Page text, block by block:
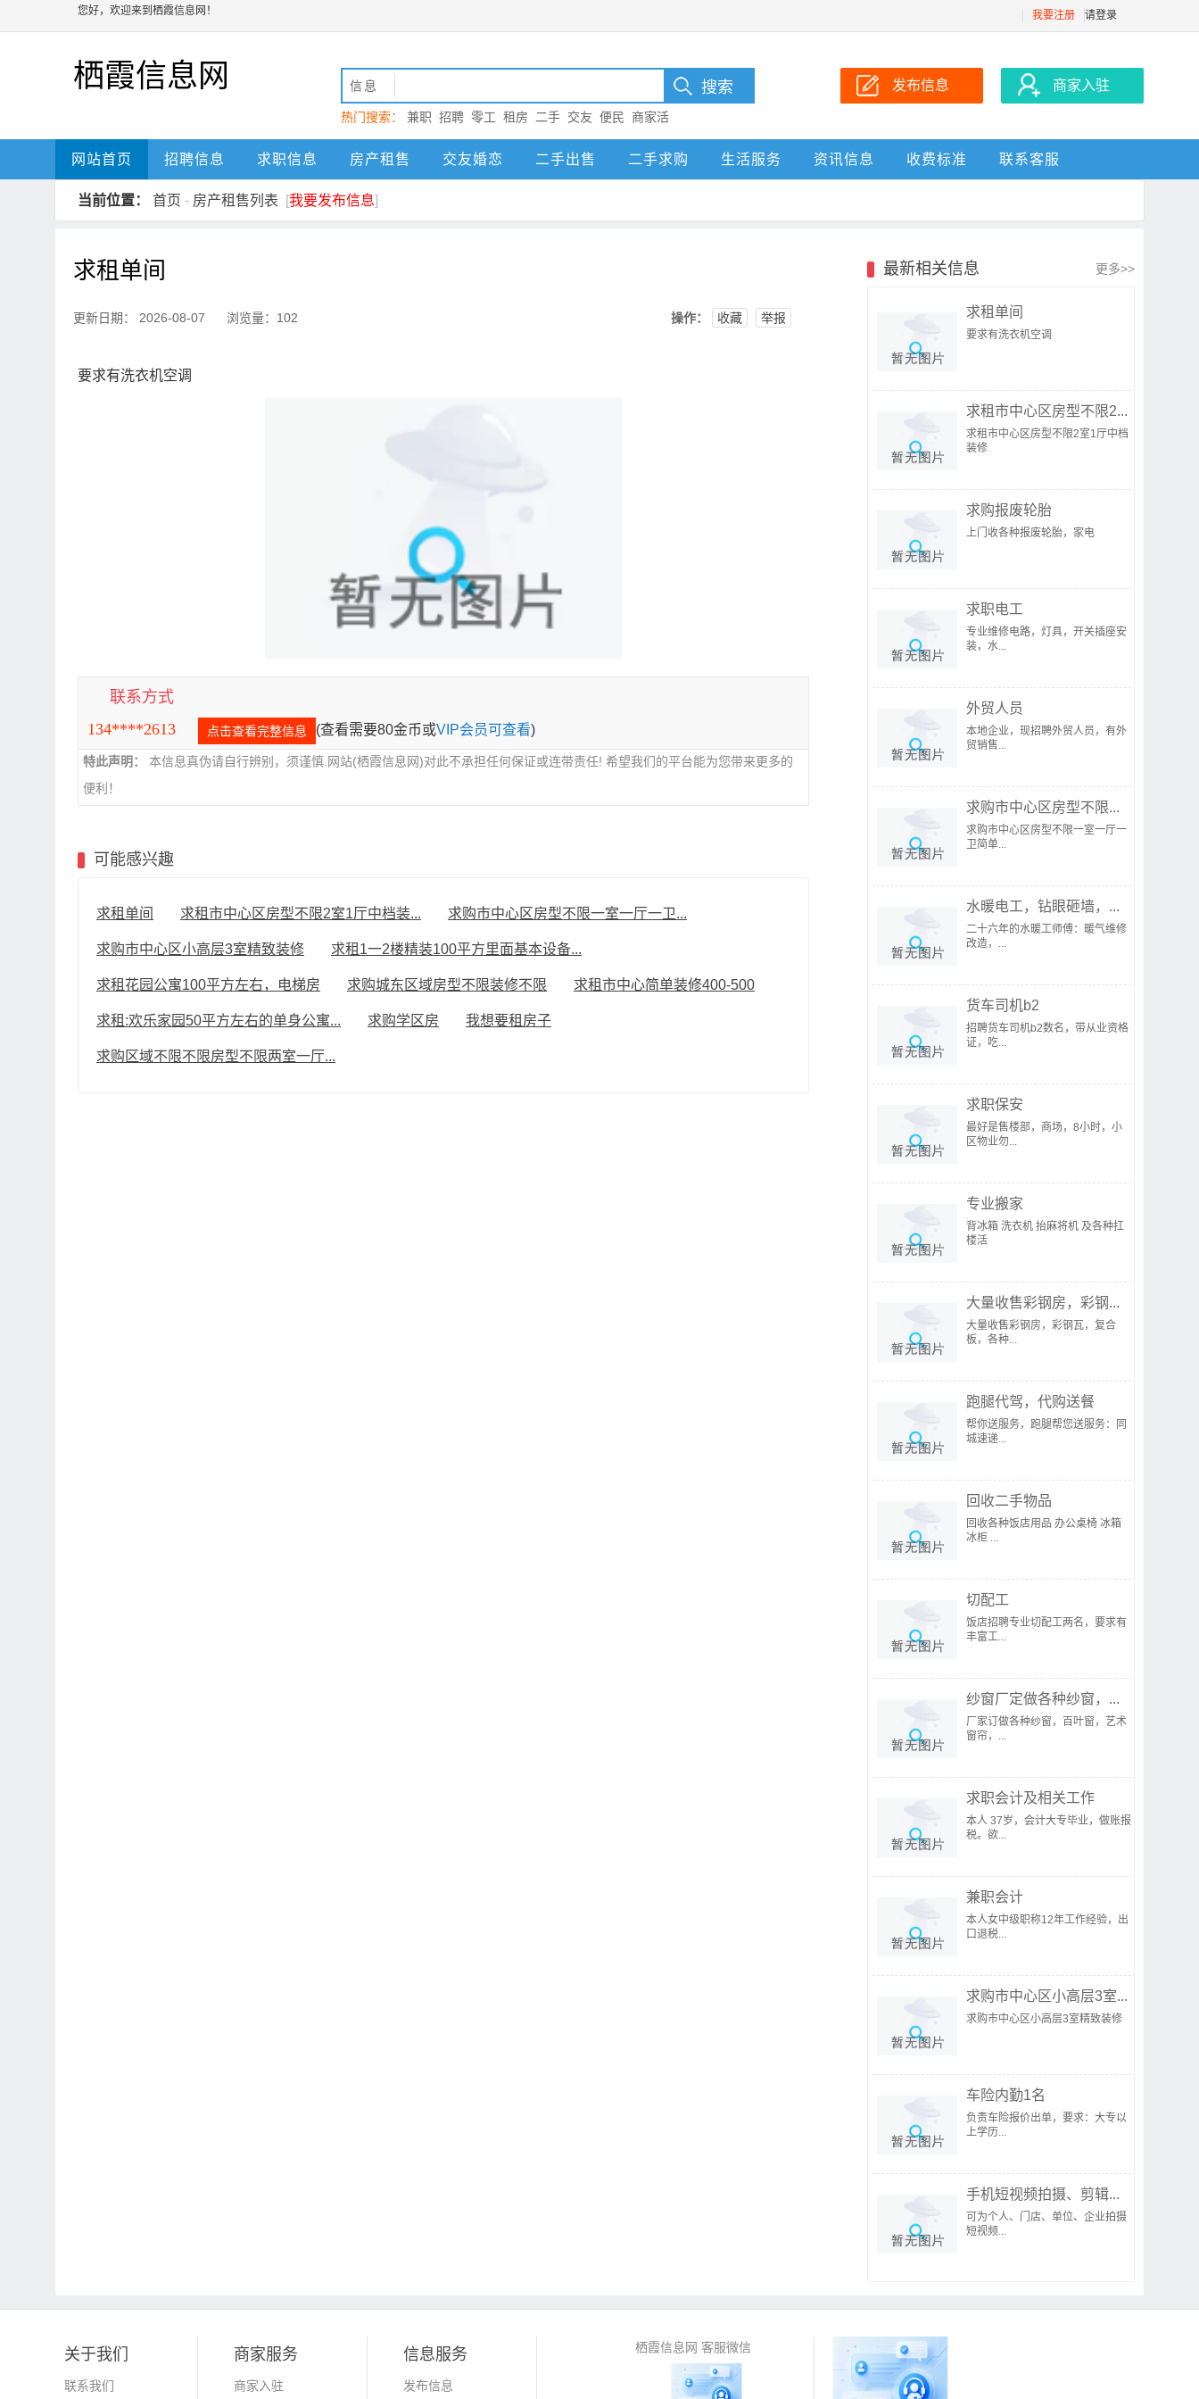
您好，欢迎来到栖霞信息网！ 我要注册 请登录
栖霞信息网 信息
热门搜索： 兼职 招聘 零工 租房 二手 交友 便民
商家活
动 栖霞
发布信息 商家入驻
网站首页 招聘信息 求职信息 房产租售 交友婚恋 二手出售 二手求购 生活服务 资讯信息 收费标准 联系客服
当前位置： 首页 - 房产租售列表 [我要发布信息]
求租单间
更新日期： 2026-08-07 浏览量：102 操作： 收藏 举报
要求有洗衣机空调
联系方式
134****2613
点击查看完整信息 (查看需要80金币或VIP会员可查看)
特此声明：
本信息真伪请自行辨别，须谨慎.网站(栖霞信息网)对此不承担任何保证或连带责任! 希望我们的平台能为您带来更多的
便利！
可能感兴趣
求租单间 求租市中心区房型不限2室1厅中档装... 求购市中心区房型不限一室一厅一卫...
求购市中心区小高层3室精致装修 求租1一2楼精装100平方里面基本设备...
求租花园公寓100平方左右，电梯房 求购城东区域房型不限装修不限 求租市中心简单装修400-500
求租:欢乐家园50平方左右的单身公寓... 求购学区房 我想要租房子
求购区域不限不限房型不限两室一厅...
最新相关信息 更多>>
求租单间
要求有洗衣机空调
求租市中心区房型不限2...
求租市中心区房型不限2室1厅中档
装修
求购报废轮胎
上门收各种报废轮胎，家电
求职电工
专业维修电路，灯具，开关插座安
装，水...
外贸人员
本地企业，现招聘外贸人员，有外
贸销售...
求购市中心区房型不限...
求购市中心区房型不限一室一厅一
卫简单...
水暖电工，钻眼砸墙，...
二十六年的水暖工师傅：暖气维修
改造，...
货车司机b2
招聘货车司机b2数名，带从业资格
证，吃...
求职保安
最好是售楼部，商场，8小时，小
区物业勿...
专业搬家
背冰箱 洗衣机 抬麻将机 及各种扛
楼活
大量收售彩钢房，彩钢...
大量收售彩钢房，彩钢瓦，复合
板，各种...
跑腿代驾，代购送餐
帮你送服务，跑腿帮您送服务：同
城速递...
回收二手物品
回收各种饭店用品 办公桌椅 冰箱
冰柜 ...
切配工
饭店招聘专业切配工两名，要求有
丰富工...
纱窗厂定做各种纱窗，...
厂家订做各种纱窗，百叶窗，艺术
窗帘，...
求职会计及相关工作
本人 37岁，会计大专毕业，做账报
税。欲...
兼职会计
本人女中级职称12年工作经验，出
口退税...
求购市中心区小高层3室...
求购市中心区小高层3室精致装修
车险内勤1名
负责车险报价出单，要求：大专以
上学历...
手机短视频拍摄、剪辑...
可为个人、门店、单位、企业拍摄
短视频...
关于我们
联系我们
商家服务
商家入驻
信息服务
发布信息
栖霞信息网 客服微信